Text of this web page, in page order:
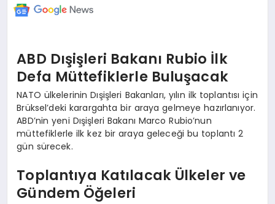
ABD Dışişleri Bakanı Rubio İlk
Defa Müttefiklerle Buluşacak
NATO ülkelerinin Dışişleri Bakanları, yılın ilk toplantısı için
Brüksel’deki karargahta bir araya gelmeye hazırlanıyor.
ABD’nin yeni Dışişleri Bakanı Marco Rubio’nun
müttefiklerle ilk kez bir araya geleceği bu toplantı 2
gün sürecek.
Toplantıya Katılacak Ülkeler ve
Gündem Öğeleri